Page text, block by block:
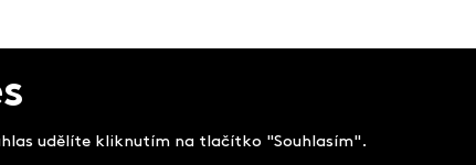
udělíte kliknutím na tlačítko "Souhlasím".